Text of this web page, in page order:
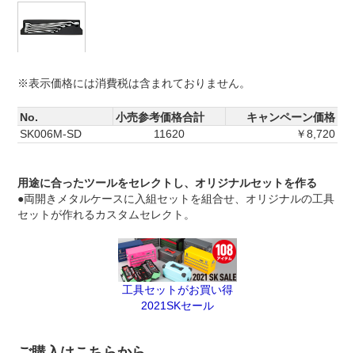
※表示価格には消費税は含まれておりません。
No. 小売参考価格合計
キャンペーン価格
SK006M-SD
11620 ￥8,720
用途に合ったツールをセレクトし、オリジナルセットを作る
●両開きメタルケースに入組セットを組合せ、オリジナルの工具
セットが作れるカスタムセレクト。
工具セットがお買い得
2021SKセール